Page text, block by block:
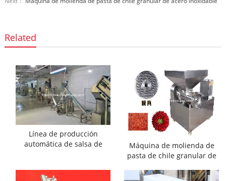
Related
Línea de producción
automática de salsa de
Máquina de molienda de
pasta de chile granular de